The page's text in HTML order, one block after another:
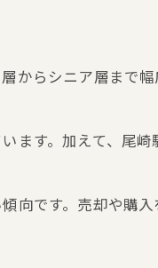
からシニア層まで
ます。加えて、尾
向です。売却や購